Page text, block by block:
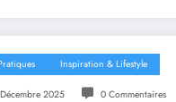
Inspiration & Lifestyle
2025 0 Commentaires